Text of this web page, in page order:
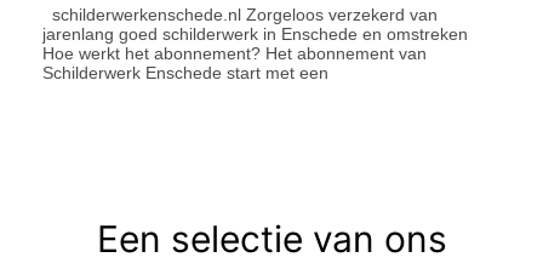
schilderwerkenschede.nl Zorgeloos verzekerd van
jarenlang goed schilderwerk in Enschede en omstreken
Hoe werkt het abonnement?​ Het abonnement van
Schilderwerk Enschede start met een
Een selectie van ons